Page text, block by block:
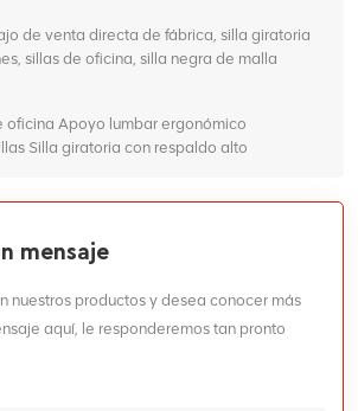
de venta directa de fábrica, silla giratoria
sillas de oficina, silla negra de malla
oficina Apoyo lumbar ergonómico
Silla giratoria con respaldo alto
mensaje
nuestros productos y desea conocer más
aquí, le responderemos tan pronto